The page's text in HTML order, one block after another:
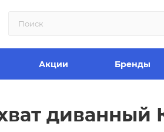
Акции Бренды
диванный